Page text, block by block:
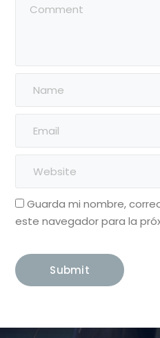
Guarda mi nombre,
este navegador para la